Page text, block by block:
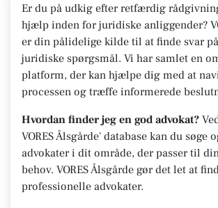
Er du på udkig efter retfærdig
hjælp inden for juridiske anliggender?
er din pålidelige kilde til at finde svar
juridiske spørgsmål. Vi har samlet en
platform, der kan hjælpe dig med at
processen og træffe informerede
Hvordan finder jeg en god advokat?
VORES Ålsgårde' database kan du søge
advokater i dit område, der passer til
behov. VORES Ålsgårde gør det let at
professionelle advokater.